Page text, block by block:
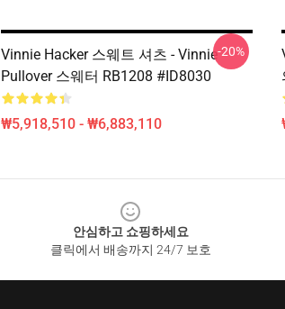
Vinnie Hacker 스웨트 셔츠 - Vinnie
Pullover 스웨터 RB1208 #ID8030
₩5,918,510 - ₩6,883,110
-20%
안심하고 쇼핑하세요
클릭에서 배송까지 24/7 보호